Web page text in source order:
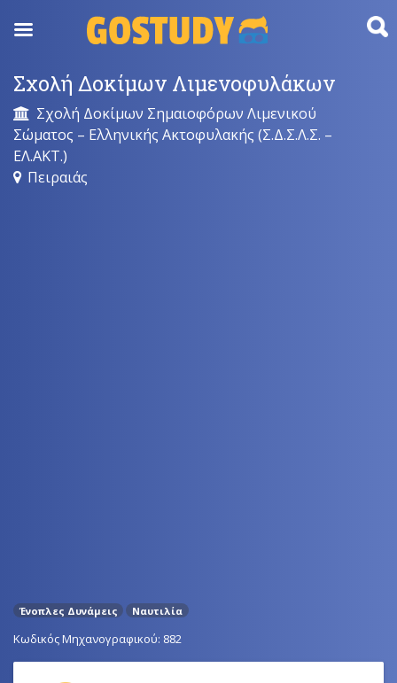
content
Σχολή Δοκίμων Λιμενοφυλάκων
Σχολή Δοκίμων Σημαιοφόρων Λιμενικού
Σώματος – Ελληνικής Ακτοφυλακής (Σ.Δ.Σ.Λ.Σ. –
ΕΛ.ΑΚΤ.)
Πειραιάς
Ένοπλες Δυνάμεις Ναυτιλία
Κωδικός Μηχανογραφικού: 882